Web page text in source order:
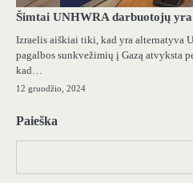
Šimtai UNHWRA darbuotojų
Izraelis aiškiai tiki, kad yra alternatyva
pagalbos sunkvežimių į Gazą atvyksta
kad…
12 gruodžio, 2024
Paieška